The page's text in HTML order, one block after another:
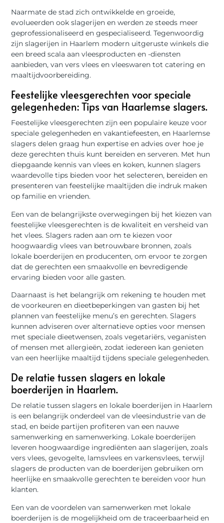
Naarmate de stad zich ontwikkelde en groeide,
evolueerden ook slagerijen en werden ze steeds meer
geprofessionaliseerd en gespecialiseerd. Tegenwoordig
zijn slagerijen in Haarlem modern uitgeruste winkels die
een breed scala aan vleesproducten en -diensten
aanbieden, van vers vlees en vleeswaren tot catering en
maaltijdvoorbereiding.
Feestelijke vleesgerechten voor speciale
gelegenheden: Tips van Haarlemse slagers.
Feestelijke vleesgerechten zijn een populaire keuze voor
speciale gelegenheden en vakantiefeesten, en Haarlemse
slagers delen graag hun expertise en advies over hoe je
deze gerechten thuis kunt bereiden en serveren. Met hun
diepgaande kennis van vlees en koken, kunnen slagers
waardevolle tips bieden voor het selecteren, bereiden en
presenteren van feestelijke maaltijden die indruk maken
op familie en vrienden.
Een van de belangrijkste overwegingen bij het kiezen van
feestelijke vleesgerechten is de kwaliteit en versheid van
het vlees. Slagers raden aan om te kiezen voor
hoogwaardig vlees van betrouwbare bronnen, zoals
lokale boerderijen en producenten, om ervoor te zorgen
dat de gerechten een smaakvolle en bevredigende
ervaring bieden voor alle gasten.
Daarnaast is het belangrijk om rekening te houden met
de voorkeuren en dieetbeperkingen van gasten bij het
plannen van feestelijke menu’s en gerechten. Slagers
kunnen adviseren over alternatieve opties voor mensen
met speciale dieetwensen, zoals vegetariërs, veganisten
of mensen met allergieën, zodat iedereen kan genieten
van een heerlijke maaltijd tijdens speciale gelegenheden.
De relatie tussen slagers en lokale
boerderijen in Haarlem.
De relatie tussen slagers en lokale boerderijen in Haarlem
is een belangrijk onderdeel van de vleesindustrie van de
stad, en beide partijen profiteren van een nauwe
samenwerking en samenwerking. Lokale boerderijen
leveren hoogwaardige ingrediënten aan slagerijen, zoals
vers vlees, gevogelte, lamsvlees en varkensvlees, terwijl
slagers de producten van de boerderijen gebruiken om
heerlijke en smaakvolle gerechten te bereiden voor hun
klanten.
Een van de voordelen van samenwerken met lokale
boerderijen is de mogelijkheid om de traceerbaarheid en